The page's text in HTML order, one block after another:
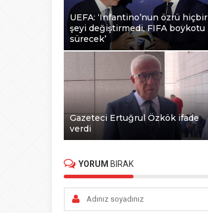
UEFA: ‘Infantino’nun özrü hiçbir
şeyi değiştirmedi, FIFA boykotu
sürecek’
Gazeteci Ertuğrul Özkök ifade
verdi
YORUM BIRAK